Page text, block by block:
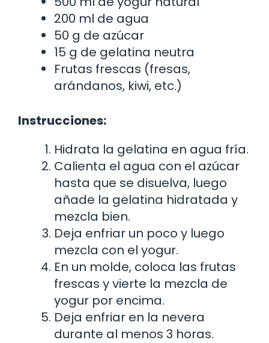
200 ml de agua
50 g de azúcar
15 g de gelatina neutra
Frutas frescas (fresas,
arándanos, kiwi, etc.)
Instrucciones:
Hidrata la gelatina en agua fría.
Calienta el agua con el azúcar
hasta que se disuelva, luego
añade la gelatina hidratada y
mezcla bien.
Deja enfriar un poco y luego
mezcla con el yogur.
En un molde, coloca las frutas
frescas y vierte la mezcla de
yogur por encima.
Deja enfriar en la nevera
durante al menos 3 horas.